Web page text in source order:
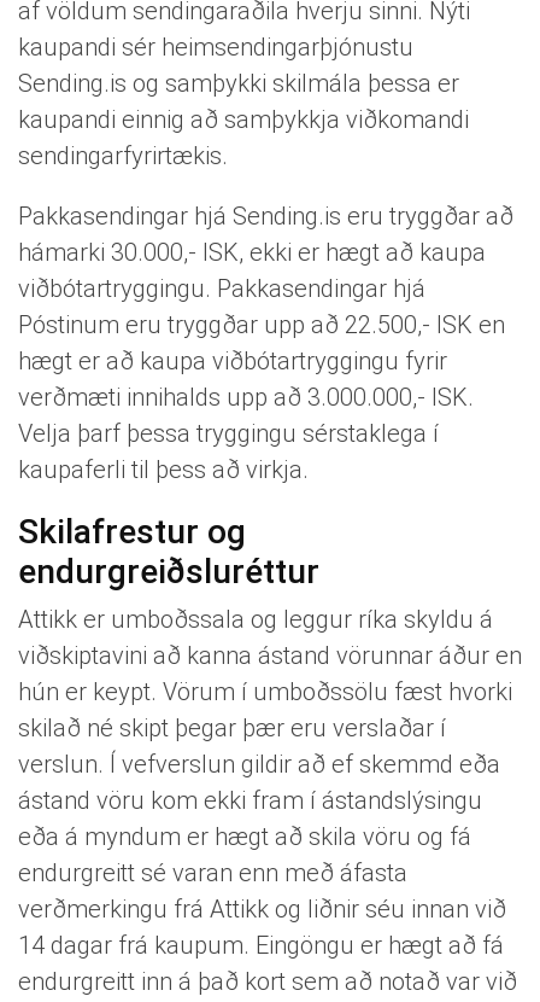
af völdum sendingaraðila hverju sinni. Nýti
kaupandi sér heimsendingarþjónustu
Sending.is og samþykki skilmála þessa er
kaupandi einnig að samþykkja viðkomandi
sendingarfyrirtækis.
Pakkasendingar hjá Sending.is eru tryggðar að
hámarki 30.000,- ISK, ekki er hægt að kaupa
viðbótartryggingu. Pakkasendingar hjá
Póstinum eru tryggðar upp að 22.500,- ISK en
hægt er að kaupa viðbótartryggingu fyrir
verðmæti innihalds upp að 3.000.000,- ISK.
Velja þarf þessa tryggingu sérstaklega í
kaupaferli til þess að virkja.
Skilafrestur og
endurgreiðsluréttur
Attikk er umboðssala og leggur ríka skyldu á
viðskiptavini að kanna ástand vörunnar áður en
hún er keypt. Vörum í umboðssölu fæst hvorki
skilað né skipt þegar þær eru verslaðar í
verslun. Í vefverslun gildir að ef skemmd eða
ástand vöru kom ekki fram í ástandslýsingu
eða á myndum er hægt að skila vöru og fá
endurgreitt sé varan enn með áfasta
verðmerkingu frá Attikk og liðnir séu innan við
14 dagar frá kaupum. Eingöngu er hægt að fá
endurgreitt inn á það kort sem að notað var við